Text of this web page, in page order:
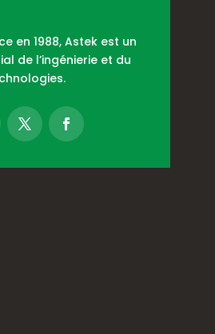
en 1988, Astek est un
de l’ingénierie et du